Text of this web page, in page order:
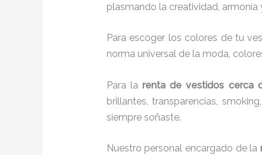
plasmando la creatividad,
Para escoger los colores de tu
norma universal de la moda,
Para larenta de vestidos cerca
brillantes, transparencias,
siempre soñaste.
Nuestro personal encargado de la